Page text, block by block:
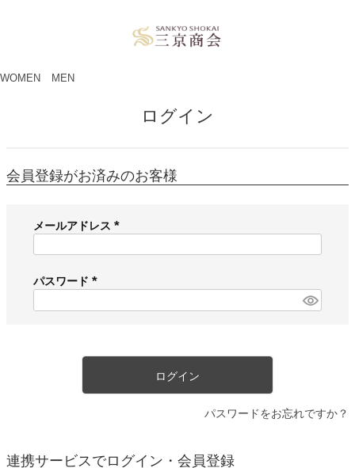
WOMEN MEN
ログイン
会員登録がお済みのお客様
メールアドレス
必
)
パスワード
必
ログイン
パスワードをお忘れですか？
連携サービスでログイン・会員登録